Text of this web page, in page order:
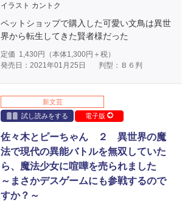
イラスト カントク
ペットショップで購入した可愛い文鳥は異世
界から転生してきた賢者様だった
定価 1,430円（本体1,300円＋税）
発売日：2021年01月25日
判型：Ｂ６判
新文芸
試し読みをする
電子版
佐々木とピーちゃん ２ 異世界の魔
法で現代の異能バトルを無双していた
ら、魔法少女に喧嘩を売られました
～まさかデスゲームにも参戦するので
すか？～